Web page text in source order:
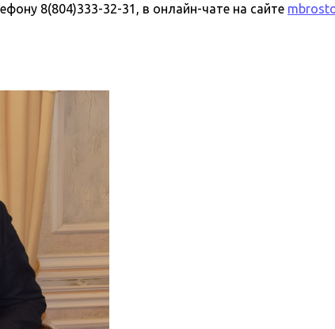
8(804)333-32-31, в онлайн-чате на сайте